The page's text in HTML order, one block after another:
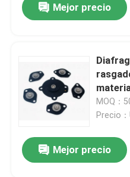
Solicitar una cita
Sellos de goma del
Diafragma de goma de
Mejor precio
válvula
MOQ：
Precio
Mejor precio